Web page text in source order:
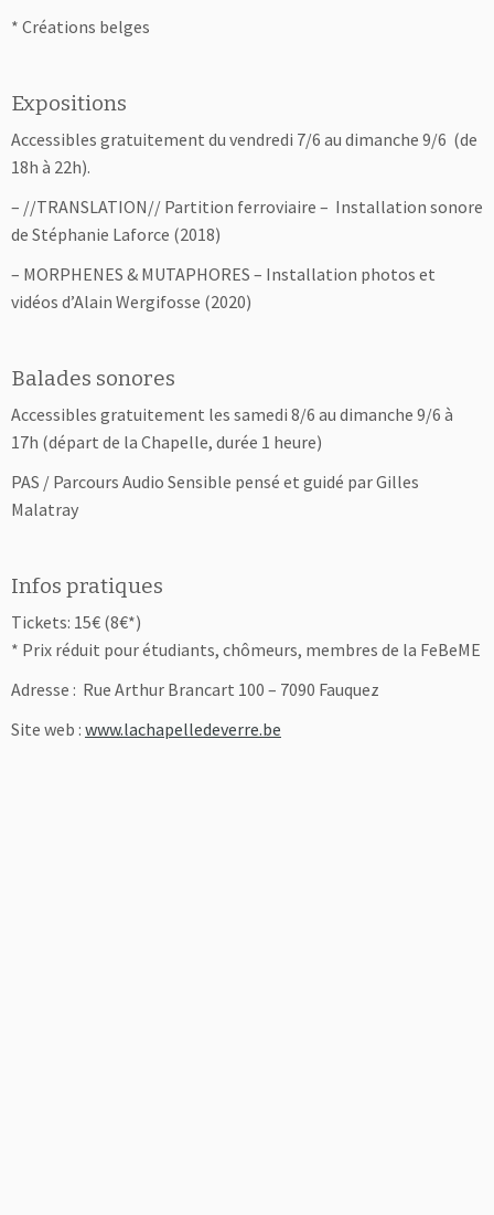
* Créations belges
Expositions
Accessibles gratuitement du vendredi 7/6 au dimanche 9/6 (de
18h à 22h).
– //TRANSLATION// Partition ferroviaire – Installation sonore
de Stéphanie Laforce (2018)
– MORPHENES & MUTAPHORES – Installation photos et
vidéos d’Alain Wergifosse (2020)
Balades sonores
Accessibles gratuitement les samedi 8/6 au dimanche 9/6 à
17h (départ de la Chapelle, durée 1 heure)
PAS / Parcours Audio Sensible pensé et guidé par Gilles
Malatray
Infos pratiques
Tickets: 15€ (8€*)
* Prix réduit pour étudiants, chômeurs, membres de la FeBeME
Adresse : Rue Arthur Brancart 100 – 7090 Fauquez
Site web : www.lachapelledeverre.be